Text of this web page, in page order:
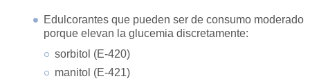
Edulcorantes que pueden ser de consumo moderado
porque elevan la glucemia discretamente:
sorbitol (E-420)
manitol (E-421)